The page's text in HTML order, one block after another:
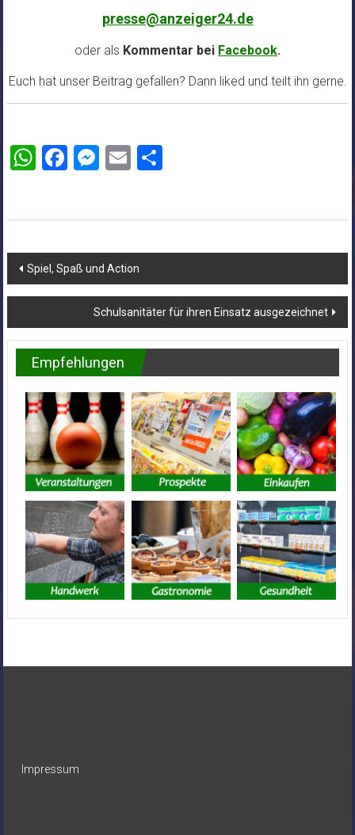
presse@anzeiger24.de
oder als Kommentar bei Facebook.
Euch hat unser Beitrag gefallen? Dann liked und teilt ihn gerne.
WhatsApp
Facebook
Messenger
EmailTeilen
Beitragsnavigation
Spiel, Spaß und Action
Schulsanitäter für ihren Einsatz ausgezeichnet
Empfehlungen
Impressum